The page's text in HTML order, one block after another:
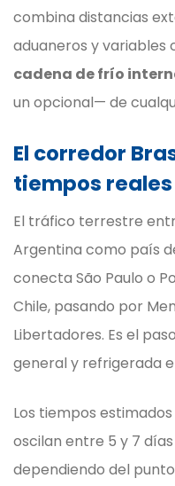
combina distancias
aduaneros y variables
cadena de frío
un opcional— de
El corredor
tiempos reales
El tráfico terrestre
Argentina como país
conecta São Paulo o
Chile, pasando por
Libertadores. Es el
general y refrigerada
Los tiempos
oscilan entre 5 y 7
dependiendo del